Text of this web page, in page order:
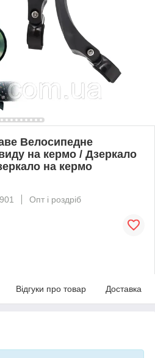
Велосипедне
на кермо / Дзеркало
на кермо
Опт і роздріб
Відгуки про товар Доставка